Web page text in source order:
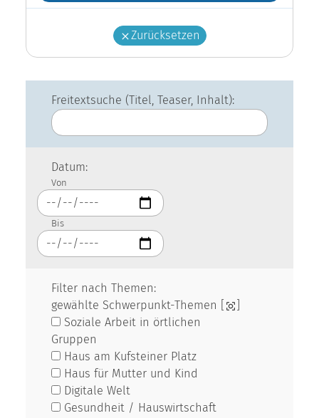
Zurücksetzen
Freitextsuche (Titel, Teaser, Inhalt):
Datum:
Von
Bis
Filter nach Themen:
gewählte Schwerpunkt-Themen [
Soziale Arbeit in örtlichen
Gruppen
Haus am Kufsteiner Platz
Haus für Mutter und Kind
Digitale Welt
Gesundheit / Hauswirtschaft